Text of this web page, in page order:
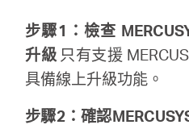
步驟1：檢查
升級只有支援
具備線上升級功能。
步驟2：確認